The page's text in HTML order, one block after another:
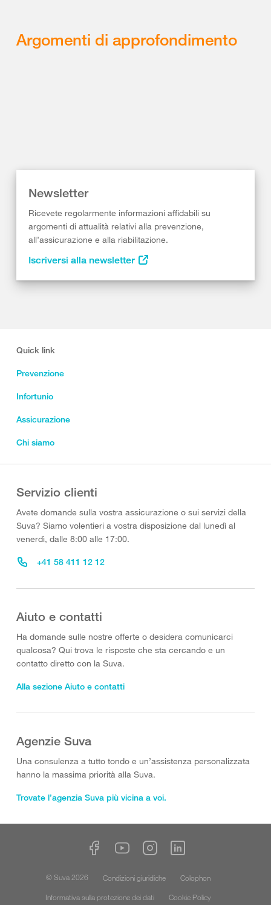
Argomenti di approfondimento
Newsletter
Ricevete regolarmente informazioni affidabili su
argomenti di attualità relativi alla prevenzione,
all’assicurazione e alla riabilitazione.
Iscriversi alla newsletter
Quick link
Prevenzione
Infortunio
Assicurazione
Chi siamo
Servizio clienti
Avete domande sulla vostra assicurazione o sui servizi della
Suva? Siamo volentieri a vostra disposizione dal lunedì al
venerdì, dalle 8:00 alle 17:00.
+41 58 411 12 12
Aiuto e contatti
Ha domande sulle nostre offerte o desidera comunicarci
qualcosa? Qui trova le risposte che sta cercando e un
contatto diretto con la Suva.
Alla sezione Aiuto e contatti
Agenzie Suva
Una consulenza a tutto tondo e un’assistenza personalizzata
hanno la massima priorità alla Suva.
Trovate l’agenzia Suva più vicina a voi.
© Suva 2026 Condizioni giuridiche
Colophon
Informativa sulla protezione dei dati
Cookie Policy